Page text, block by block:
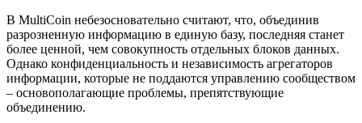
В MultiCoin небезосновательно считают, что, объединив
разрозненную информацию в единую базу, последняя станет
более ценной, чем совокупность отдельных блоков данных.
Однако конфиденциальность и независимость агрегаторов
информации, которые не поддаются управлению сообществом
– основополагающие проблемы, препятствующие
объединению.